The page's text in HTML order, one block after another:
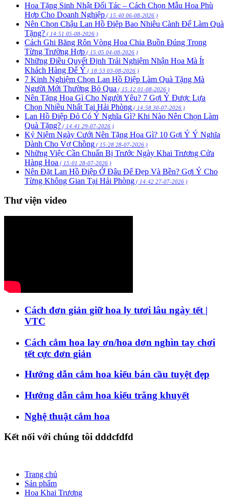
Hoa Tặng Sinh Nhật Đối Tác – Cách Chọn Mẫu Hoa Phù
Hợp Cho Doanh Nghiệp ( 15:40 06-08-2026 )
Nên Chọn Chậu Lan Hồ Điệp Bao Nhiêu Cành Để Làm Quà
Tặng? ( 14:51 05-08-2026 )
Cách Ghi Băng Rôn Vòng Hoa Chia Buồn Đúng Trong
Từng Trường Hợp ( 15:05 04-08-2026 )
Những Điều Quyết Định Trải Nghiệm Nhận Hoa Mà Ít
Khách Hàng Để Ý ( 18:53 03-08-2026 )
7 Kinh Nghiệm Chọn Lan Hồ Điệp Làm Quà Tặng Mà
Người Mới Thường Bỏ Qua ( 15:12 01-08-2026 )
Nên Tặng Hoa Gì Cho Người Yêu? 7 Gợi Ý Được Lựa
Chọn Nhiều Nhất Tại Hải Phòng ( 14:58 30-07-2026 )
Lan Hồ Điệp Đỏ Có Ý Nghĩa Gì? Khi Nào Nên Chọn Làm
Quà Tặng? ( 14:41 29-07-2026 )
Kỷ Niệm Ngày Cưới Nên Tặng Hoa Gì? 10 Gợi Ý Ý Nghĩa
Dành Cho Vợ Chồng ( 15:28 28-07-2026 )
Những Việc Cần Chuẩn Bị Trước Ngày Khai Trương Cửa
Hàng Hoa ( 15:01 28-07-2026 )
Nên Đặt Lan Hồ Điệp Ở Đâu Để Đẹp Và Bền? Gợi Ý Cho
Từng Không Gian Tại Hải Phòng ( 14:42 27-07-2026 )
Thư viện video
Cách đơn giản giữ hoa ly tươi lâu ngày tết |
VTC
Cách cắm hoa lay ơn/hoa dơn nghìn tay chơi
tết cực đơn giản
Hướng dẫn cắm hoa kiểu bán cầu tuyệt đẹp
Hướng dẫn cắm hoa kiểu trăng khuyết
Nghệ thuật cắm hoa
Kết nối với chúng tôi dddcfdfd
Trang chủ
Sản phẩm
Hoa Khai Trương